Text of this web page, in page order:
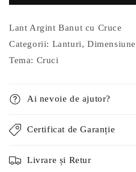
Cruce
Cruce
Lant Argint Banut cu Cruce
Categorii: Lanturi,
Tema: Cruci
Ai nevoie de ajutor?
Certificat de Garanție
Livrare și Retur